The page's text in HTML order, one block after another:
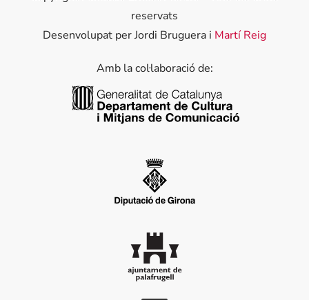
reservats
Desenvolupat per Jordi Bruguera i Martí Reig
Amb la col·laboració de:
Generalitat de Catalunya
Diputació de Girona
Ajuntament de Palafrugell